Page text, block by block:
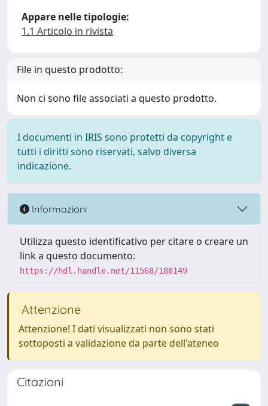
Appare nelle tipologie:
1.1 Articolo in rivista
File in questo prodotto:
Non ci sono file associati a questo prodotto.
I documenti in IRIS sono protetti da copyright e
tutti i diritti sono riservati, salvo diversa
indicazione.
Informazioni
Utilizza questo identificativo per citare o creare un
link a questo documento:
https://hdl.handle.net/11568/188149
Attenzione
Attenzione! I dati visualizzati non sono stati
sottoposti a validazione da parte dell'ateneo
Citazioni